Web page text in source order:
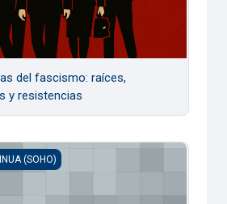
del fascismo: raíces,
y resistencias
psicosociales basadas en
(SOHO)